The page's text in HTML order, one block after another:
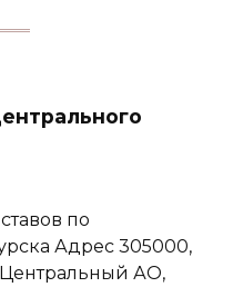
по
Адрес 305000,
Центральный АО,